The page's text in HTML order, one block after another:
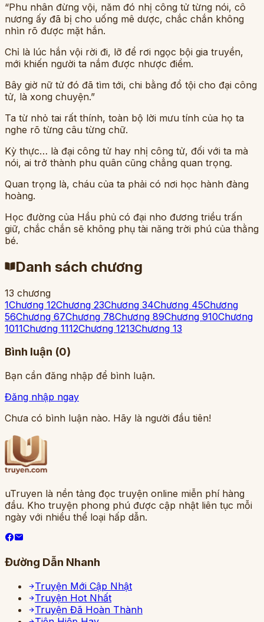
“Phu nhân đừng vội, năm đó nhị công tử từng nói, cô
nương ấy đã bị cho uống mê dược, chắc chắn không
nhìn rõ được mặt hắn.
Chỉ là lúc hắn vội rời đi, lỡ để rơi ngọc bội gia truyền,
mới khiến người ta nắm được nhược điểm.
Bây giờ nữ tử đó đã tìm tới, chi bằng đổ tội cho đại công
tử, là xong chuyện.”
Ta từ nhỏ tai rất thính, toàn bộ lời mưu tính của họ ta
nghe rõ từng câu từng chữ.
Kỳ thực… là đại công tử hay nhị công tử, đối với ta mà
nói, ai trở thành phu quân cũng chẳng quan trọng.
Quan trọng là, cháu của ta phải có nơi học hành đàng
hoàng.
Học đường của Hầu phủ có đại nho đương triều trấn
giữ, chắc chắn sẽ không phụ tài năng trời phú của thằng
bé.
Danh sách chương
13 chương
1Chương 12Chương 23Chương 34Chương 45Chương
56Chương 67Chương 78Chương 89Chương 910Chương
1011Chương 1112Chương 1213Chương 13
Bình luận (0)
Bạn cần đăng nhập để bình luận.
Đăng nhập ngay
Chưa có bình luận nào. Hãy là người đầu tiên!
uTruyen là nền tảng đọc truyện online miễn phí hàng
đầu. Kho truyện phong phú được cập nhật liên tục mỗi
ngày với nhiều thể loại hấp dẫn.
Đường Dẫn Nhanh
Truyện Mới Cập Nhật
Truyện Hot Nhất
Truyện Đã Hoàn Thành